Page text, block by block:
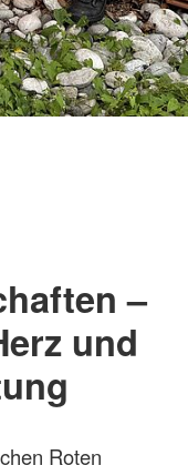
–
und
Roten